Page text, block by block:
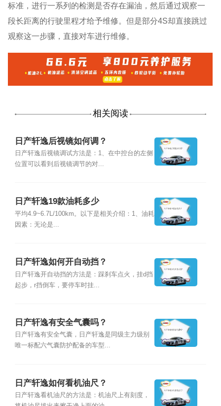
标准，进行一系列的检测是否存在漏油，然后通过观察一
段长距离的行驶里程才给予维修。但是部分4S却直接跳过
观察这一步骤，直接对车进行维修。
相关阅读
日产轩逸后视镜如何调？
日产轩逸后视镜调试方法是：1、在中控台的左侧
位置可以看到后视镜调节的对...
日产轩逸19款油耗多少
平均4.9~6.7L/100km。以下是相关介绍：1、油耗
因素：无论是...
日产轩逸如何开自动挡？
日产轩逸开自动挡的方法是：踩刹车点火，挂d挡
起步，r挡倒车，要停车时挂...
日产轩逸有安全气囊吗？
日产轩逸有安全气囊，日产轩逸是同级主力级别
唯一标配六气囊防护配备的车型...
日产轩逸如何看机油尺？
日产轩逸看机油尺的方法是：机油尺上有刻度，